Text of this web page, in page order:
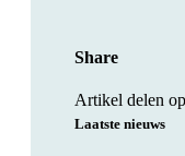
Share
Artikel delen
Laatste nieuws